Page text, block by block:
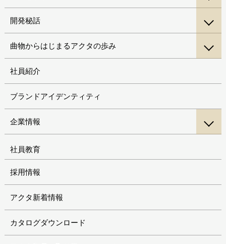
開発秘話
曲物からはじまるアクタの歩み
社員紹介
ブランドアイデンティティ
企業情報
社員教育
採用情報
アクタ新着情報
カタログダウンロード